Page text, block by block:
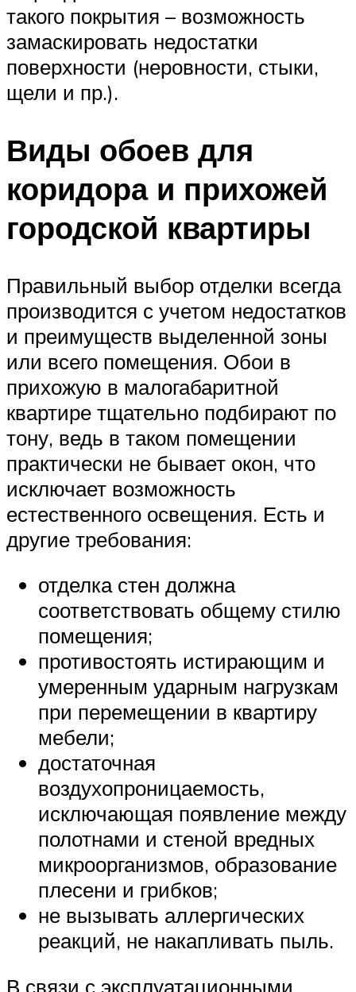
такого покрытия – возможность
замаскировать недостатки
поверхности (неровности, стыки,
щели и пр.).
Виды обоев для
коридора и прихожей
городской квартиры
Правильный выбор отделки всегда
производится с учетом недостатков
и преимуществ выделенной зоны
или всего помещения. Обои в
прихожую в малогабаритной
квартире тщательно подбирают по
тону, ведь в таком помещении
практически не бывает окон, что
исключает возможность
естественного освещения. Есть и
другие требования:
отделка стен должна
соответствовать общему стилю
помещения;
противостоять истирающим и
умеренным ударным нагрузкам
при перемещении в квартиру
мебели;
достаточная
воздухопроницаемость,
исключающая появление между
полотнами и стеной вредных
микроорганизмов, образование
плесени и грибков;
не вызывать аллергических
реакций, не накапливать пыль.
В связи с эксплуатационными